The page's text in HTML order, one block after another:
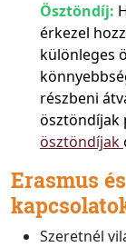
Ösztöndíj:
érkezel
különleges
részbeni
ösztöndíjak
ösztöndíjak
Erasmus
Szeretnél